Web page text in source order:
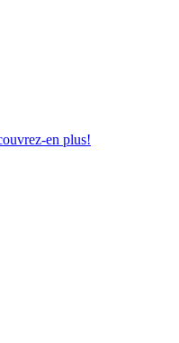
en plus!